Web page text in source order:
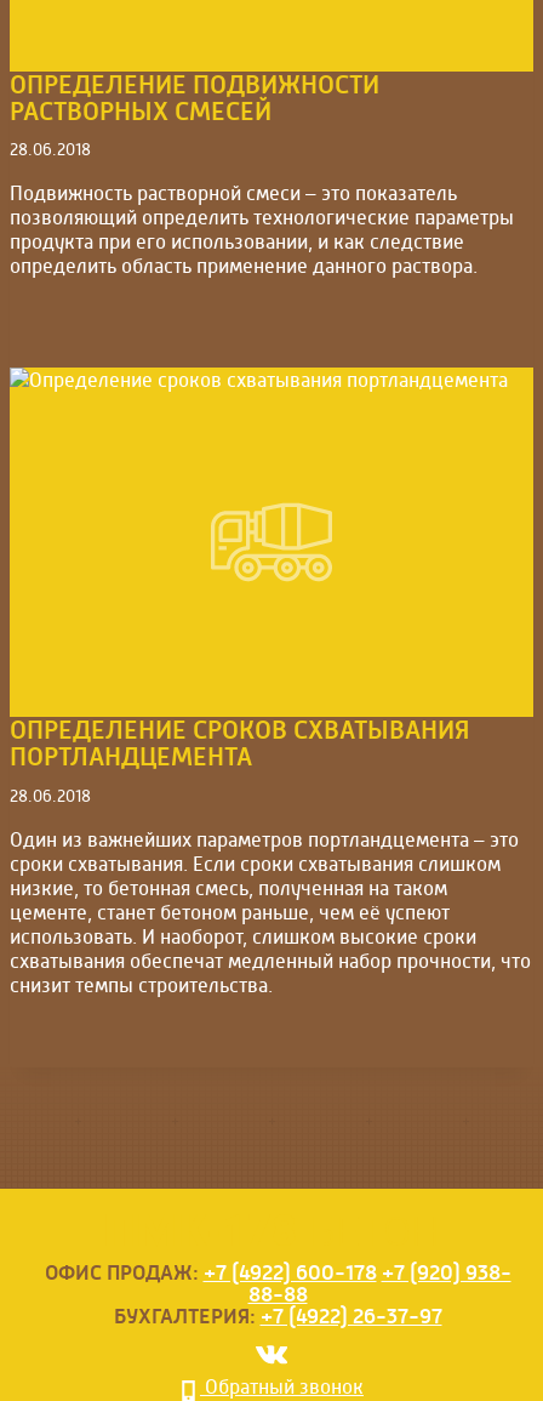
ОПРЕДЕЛЕНИЕ ПОДВИЖНОСТИ
РАСТВОРНЫХ СМЕСЕЙ
28.06.2018
Подвижность растворной смеси – это показатель
позволяющий определить технологические параметры
продукта при его использовании, и как следствие
определить область применение данного раствора.
ОПРЕДЕЛЕНИЕ СРОКОВ СХВАТЫВАНИЯ
ПОРТЛАНДЦЕМЕНТА
28.06.2018
Один из важнейших параметров портландцемента – это
сроки схватывания. Если сроки схватывания слишком
низкие, то бетонная смесь, полученная на таком
цементе, станет бетоном раньше, чем её успеют
использовать. И наоборот, слишком высокие сроки
схватывания обеспечат медленный набор прочности, что
снизит темпы строительства.
ОФИС ПРОДАЖ: +7 (4922) 600-178 +7 (920) 938-
88-88
БУХГАЛТЕРИЯ: +7 (4922) 26-37-97
Обратный звонок